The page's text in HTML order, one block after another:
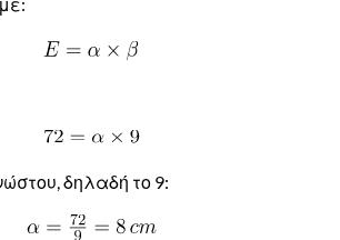
δηλαδή το 9: